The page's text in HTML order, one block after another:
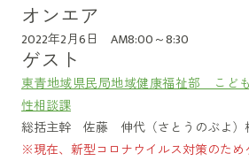
オンエア
2022年2月6日 AM8:00～8:30
ゲスト
東青地域県民局地域健康福祉部 こど
性相談課
総括主幹 佐藤 伸代（さとうのぶよ）
※現在、新型コロナウイルス対策のため